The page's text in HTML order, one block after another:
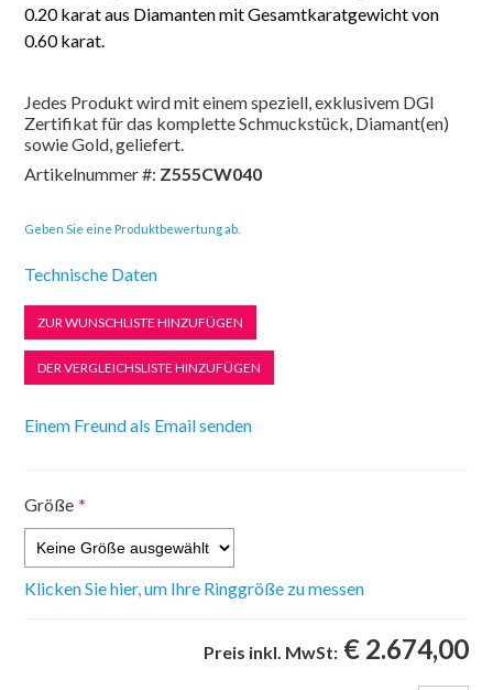
0.20 karat aus Diamanten mit Gesamtkaratgewicht von
0.60 karat.
Jedes Produkt wird mit einem speziell, exklusivem DGI
Zertifikat für das komplette Schmuckstück, Diamant(en)
sowie Gold, geliefert.
Artikelnummer #: Z555CW040
Geben Sie eine Produktbewertung ab.
Technische Daten
Größe *
Klicken Sie hier, um Ihre Ringgröße zu messen
Preis inkl. MwSt: € 2.674,00